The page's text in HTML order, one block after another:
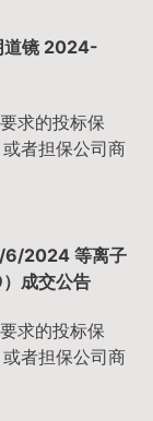
道镜 2024-
求的投标保
者担保公司商
6/2024 等离子
成交公告
求的投标保
者担保公司商